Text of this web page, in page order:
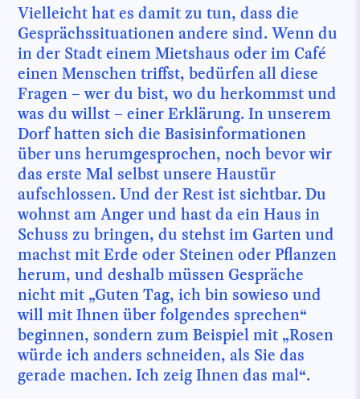
Vielleicht hat es damit zu tun, dass die
Gesprächssituationen andere sind. Wenn du
in der Stadt einem Mietshaus oder im Café
einen Menschen triffst, bedürfen all diese
Fragen – wer du bist, wo du herkommst und
was du willst – einer Erklärung. In unserem
Dorf hatten sich die Basisinformationen
über uns herumgesprochen, noch bevor wir
das erste Mal selbst unsere Haustür
aufschlossen. Und der Rest ist sichtbar. Du
wohnst am Anger und hast da ein Haus in
Schuss zu bringen, du stehst im Garten und
machst mit Erde oder Steinen oder Pflanzen
herum, und deshalb müssen Gespräche
nicht mit „Guten Tag, ich bin sowieso und
will mit Ihnen über folgendes sprechen“
beginnen, sondern zum Beispiel mit „Rosen
würde ich anders schneiden, als Sie das
gerade machen. Ich zeig Ihnen das mal“.